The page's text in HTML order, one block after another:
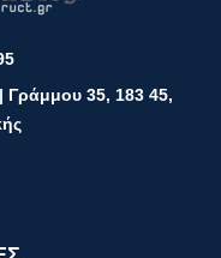
| Γράμμου 35, 183 45,